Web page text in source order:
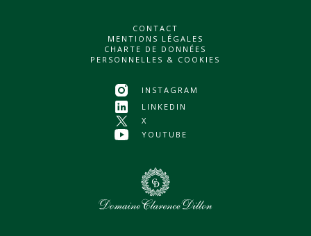
CONTACT
MENTIONS LÉGALES
CHARTE DE DONNÉES
PERSONNELLES & COOKIES
INSTAGRAM
LINKEDIN
X
YOUTUBE